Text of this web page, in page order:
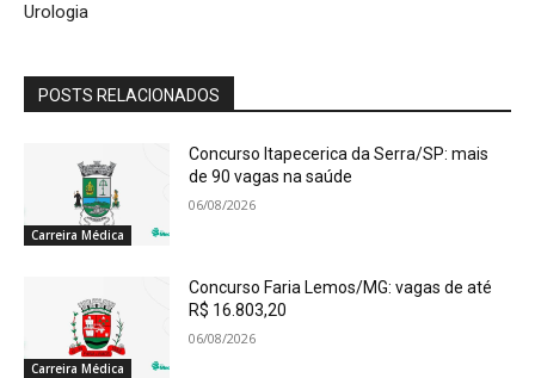
Urologia
POSTS RELACIONADOS
Carreira Médica
Concurso Itapecerica da Serra/SP: mais
de 90 vagas na saúde
06/08/2026
Carreira Médica
Concurso Faria Lemos/MG: vagas de até
R$ 16.803,20
06/08/2026